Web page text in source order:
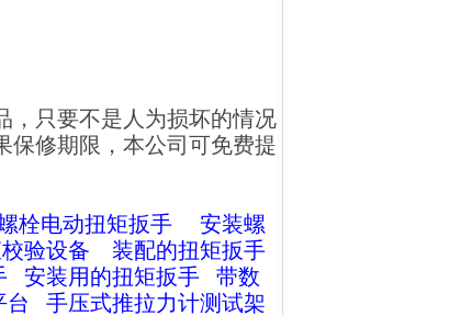
，只要不是人为损坏的情况
保修期限，本公司可免费提
栓电动扭矩扳手
安装螺
验设备
装配的扭矩扳手
安装用的扭矩扳手
带数
台
手压式推拉力计测试架